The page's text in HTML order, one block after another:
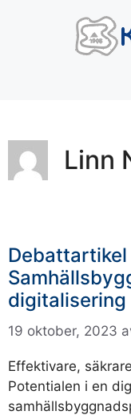
Linn
Debattartikel
digitalisering
19 oktober, 2023
Effektivare,
Potentialen i en